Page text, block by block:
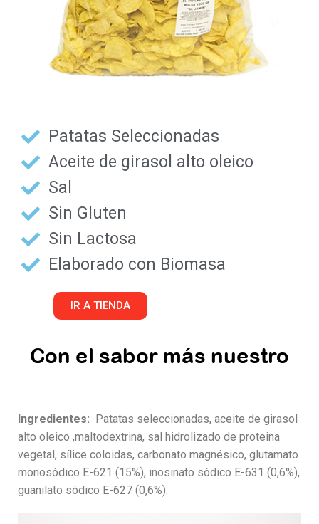
Patatas Seleccionadas
Aceite de girasol alto oleico​
Sal
Sin Gluten
Sin Lactosa
Elaborado con Biomasa
IR A TIENDA
Con el sabor más nuestro
Ingredientes: Patatas seleccionadas, aceite de girasol
alto oleico ,maltodextrina, sal hidrolizado de proteina
vegetal, sílice coloidas, carbonato magnésico, glutamato
monosódico E-621 (15%), inosinato sódico E-631 (0,6%),
guanilato sódico E-627 (0,6%).